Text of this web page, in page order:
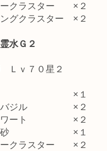
ークラスター ×２
グクラスター ×２
水Ｇ２
Ｌｖ７０星２
水 ×１
ドバジル ×２
ルワート ×２
霊砂 ×１
ークラスター ×２